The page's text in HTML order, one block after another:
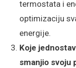
termostata i
optimizaciju
energije.
Koje
smanjio svoju